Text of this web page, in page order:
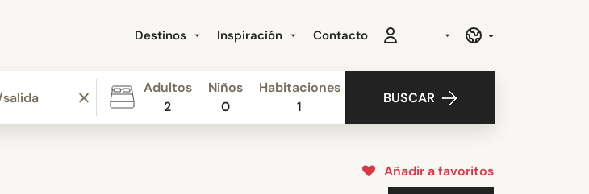
Destinos Inspiración Contacto
Adultos
2
Niños
0
Habitaciones
1
BUSCAR
Añadir a favoritos